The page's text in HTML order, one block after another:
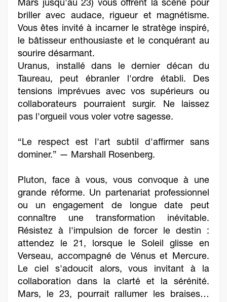
Mars jusqu'au 23) vous offrent la scène pour
briller avec audace, rigueur et magnétisme.
Vous êtes invité à incarner le stratège inspiré,
le bâtisseur enthousiaste et le conquérant au
sourire désarmant.
Uranus, installé dans le dernier décan du
Taureau, peut ébranler l'ordre établi. Des
tensions imprévues avec vos supérieurs ou
collaborateurs pourraient surgir. Ne laissez
pas l'orgueil vous voler votre sagesse.
“Le respect est l'art subtil d'affirmer sans
dominer.” — Marshall Rosenberg.
Pluton, face à vous, vous convoque à une
grande réforme. Un partenariat professionnel
ou un engagement de longue date peut
connaître une transformation inévitable.
Résistez à l'impulsion de forcer le destin :
attendez le 21, lorsque le Soleil glisse en
Verseau, accompagné de Vénus et Mercure.
Le ciel s'adoucit alors, vous invitant à la
collaboration dans la clarté et la sérénité.
Mars, le 23, pourrait rallumer les braises…